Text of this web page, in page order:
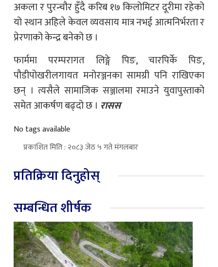
अकला र पुरन्चौर हुँदै करिब १७ किलोमिटर दूरीमा रहेको
यो स्थान अहिले केवल व्यवसाय मात्र नभई आत्मनिर्भरता र
प्रेरणाको केन्द्र बनेको छ ।
फार्ममा परम्परागत लिङ्गे पिङ, चारपिर्के पिङ,
पौडीपोखरीलगायत मनोरञ्जनका सामग्री पनि राखिएका
छन् । त्यसैले सामाजिक सञ्जालमा रमाउने युवापुस्ताको
समेत आकर्षण बढ्दो छ । रासस
No tags available
प्रकाशित मिति : २०८३ जेठ ५ गते मंगलबार
प्रतिक्रिया दिनुहोस्
सम्बन्धित शीर्षक